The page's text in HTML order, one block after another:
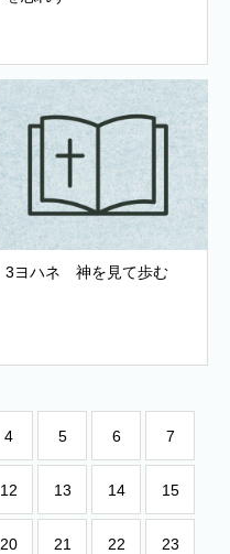
3ヨハネ 神を見て歩む
4 5 6 7
12 13 14 15
20 21 22 23